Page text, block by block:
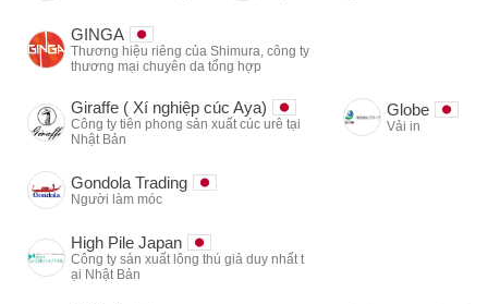
GINGA
Thương hiệu riêng của Shimura, công ty
thương mại chuyên da tổng hợp
Giraffe ( Xí nghiệp cúc Aya)
Công ty tiên phong sản xuất cúc urê tại
Nhật Bản
Globe
Vải in
Gondola Trading
Người làm móc
High Pile Japan
Công ty sản xuất lông thú giả duy nhất t
ại Nhật Bản